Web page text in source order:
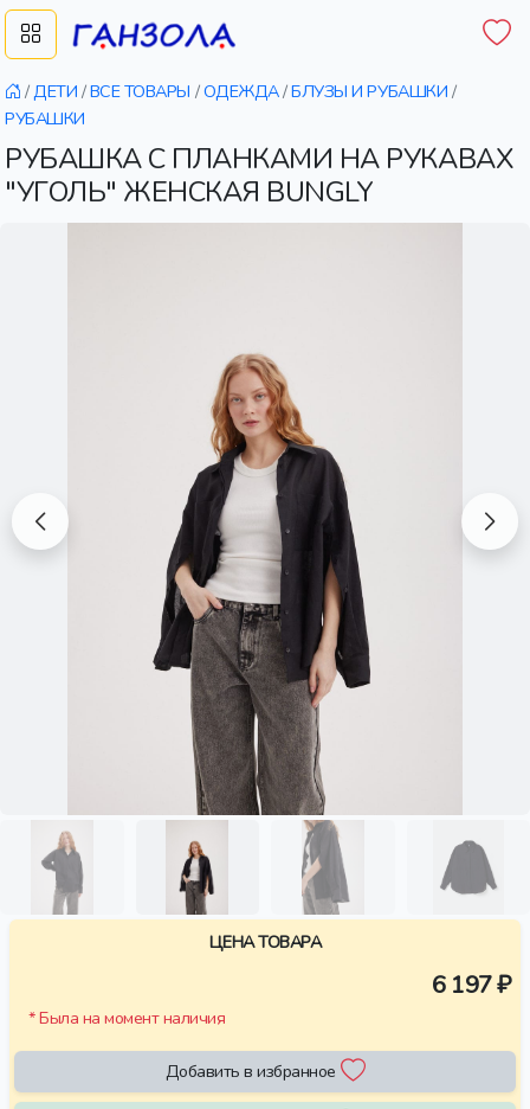
/ДЕТИ /ВСЕ ТОВАРЫ /ОДЕЖДА/БЛУЗЫ И РУБАШКИ /
РУБАШКИ
РУБАШКА С ПЛАНКАМИ НА РУКАВАХ
"УГОЛЬ" ЖЕНСКАЯ BUNGLY
ЦЕНА ТОВАРА
6 197 ₽
* Была на момент наличия
Добавить в избранное